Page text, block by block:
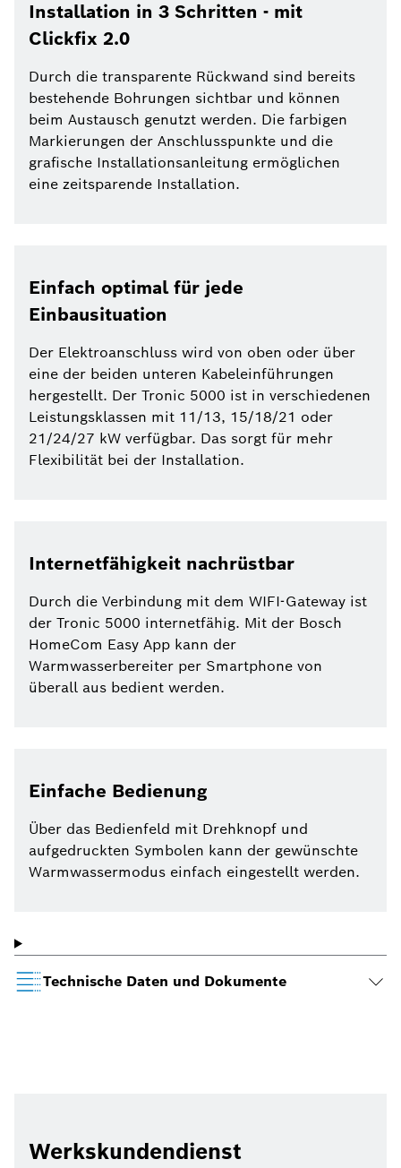
Installation in 3 Schritten - mit
Clickfix 2.0
Durch die transparente Rückwand sind bereits
bestehende Bohrungen sichtbar und können
beim Austausch genutzt werden. Die farbigen
Markierungen der Anschlusspunkte und die
grafische Installationsanleitung ermöglichen
eine zeitsparende Installation.
Einfach optimal für jede
Einbausituation
Der Elektroanschluss wird von oben oder über
eine der beiden unteren Kabeleinführungen
hergestellt. Der Tronic 5000 ist in verschiedenen
Leistungsklassen mit 11/13, 15/18/21 oder
21/24/27 kW verfügbar. Das sorgt für mehr
Flexibilität bei der Installation.
Internetfähigkeit nachrüstbar
Durch die Verbindung mit dem WIFI-Gateway ist
der Tronic 5000 internetfähig. Mit der Bosch
HomeCom Easy App kann der
Warmwasserbereiter per Smartphone von
überall aus bedient werden.
Einfache Bedienung
Über das Bedienfeld mit Drehknopf und
aufgedruckten Symbolen kann der gewünschte
Warmwassermodus einfach eingestellt werden.
Technische Daten und Dokumente
Werkskundendienst